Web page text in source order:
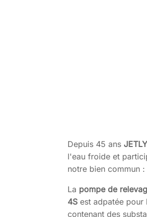
Depuis 45 ans JETLY
l'eau froide et
notre bien commun :
La pompe de
4S est adpatée pour
contenant des